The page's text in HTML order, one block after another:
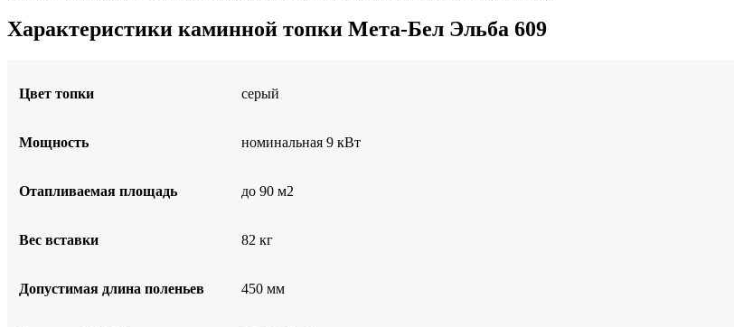
Характеристики каминной топки Мета-Бел Эльба 609
Цвет топки серый
Мощность номинальная 9 кВт
Отапливаемая площадь до 90 м2
Вес вставки 82 кг
Допустимая длина поленьев 450 мм